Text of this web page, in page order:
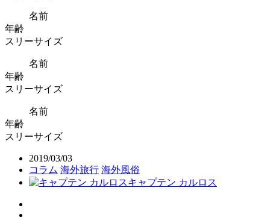
名前
年齢
スリーサイズ
名前
年齢
スリーサイズ
名前
年齢
スリーサイズ
2019/03/03
コラム 海外旅行 海外風俗
キャプテン カルロス